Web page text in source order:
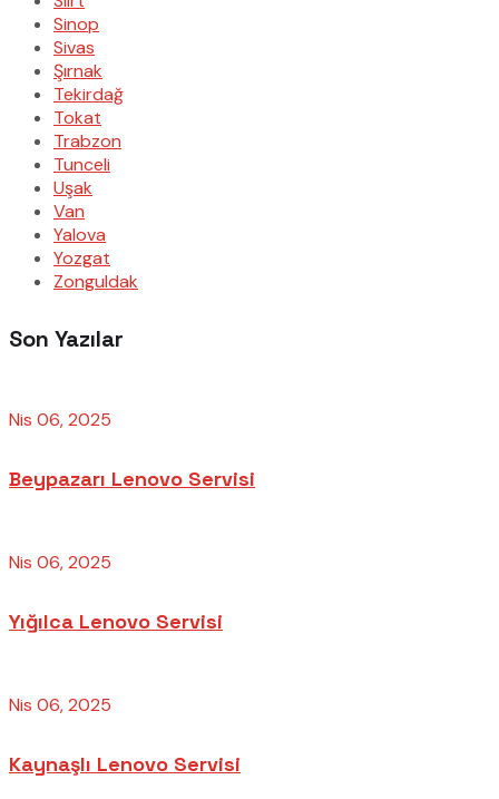
Sinop
Sivas
Şırnak
Tekirdağ
Tokat
Trabzon
Tunceli
Uşak
Van
Yalova
Yozgat
Zonguldak
Son Yazılar
Nis 06, 2025
Beypazarı Lenovo Servisi
Nis 06, 2025
Yığılca Lenovo Servisi
Nis 06, 2025
Kaynaşlı Lenovo Servisi